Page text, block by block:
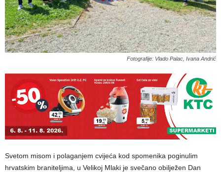
Fotografije: Vlado Palac, Ivana Andrić
Svetom misom i polaganjem cvijeća kod spomenika poginulim
hrvatskim braniteljima, u Velikoj Mlaki je svečano obilježen Dan